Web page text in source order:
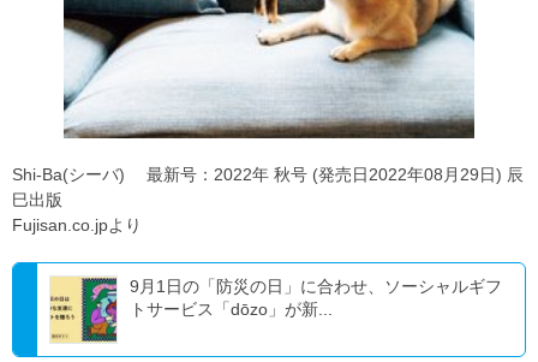
Shi-Ba(シーバ) 最新号：2022年 秋号 (発売日2022年08月29日) 辰
巳出版
Fujisan.co.jpより
9月1日の「防災の日」に合わせ、ソーシャルギフ
トサービス「dōzo」が新...